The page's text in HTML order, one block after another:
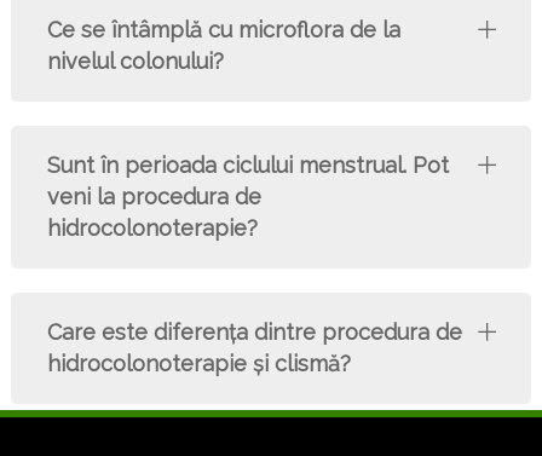
Ce se întâmplă cu microflora de la
nivelul colonului?
Sunt în perioada ciclului menstrual. Pot
veni la procedura de
hidrocolonoterapie?
Care este diferenţa dintre procedura de
hidrocolonoterapie şi clismă?